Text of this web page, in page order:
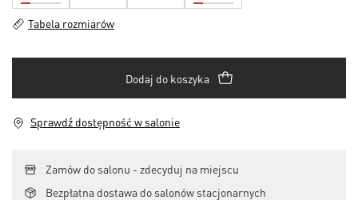
Tabela rozmiarów
Dodaj do koszyka
Sprawdź dostępność w salonie
Zamów do salonu - zdecyduj na miejscu
Bezpłatna dostawa do salonów stacjonarnych